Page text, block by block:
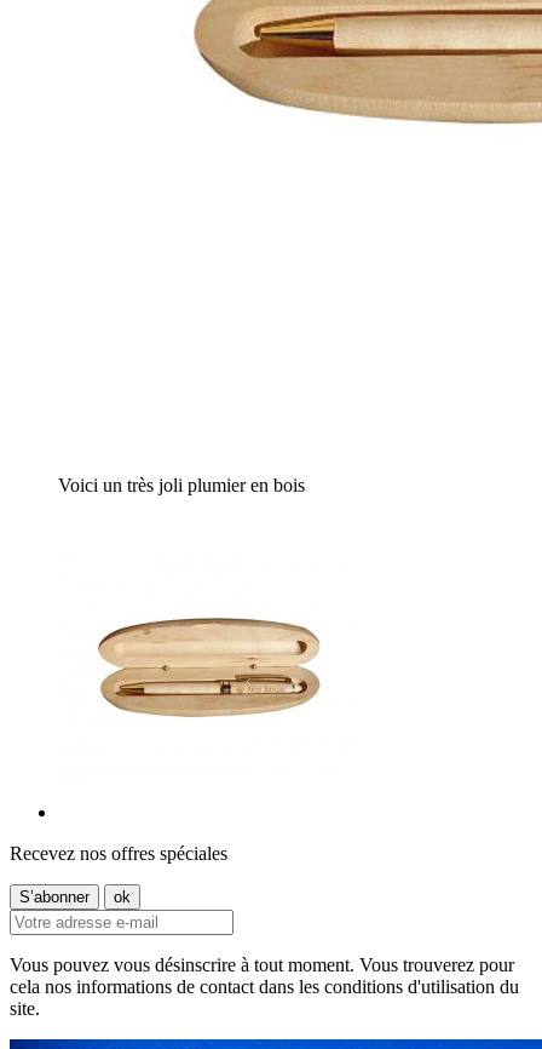
Voici un très joli plumier en bois
Recevez nos offres spéciales
Vous pouvez vous désinscrire à tout moment. Vous trouverez pour
cela nos informations de contact dans les conditions d'utilisation du
site.